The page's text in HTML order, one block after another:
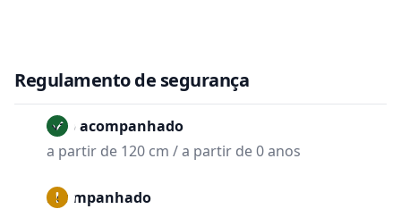
Regulamento de segurança
Não acompanhado
a partir de 120 cm / a partir de 0 anos
Acompanhado